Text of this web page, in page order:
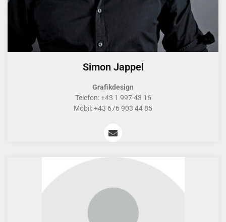
Simon Jappel
Grafikdesign
Telefon: +43 1 997 43 16
Mobil: +43 676 903 44 85